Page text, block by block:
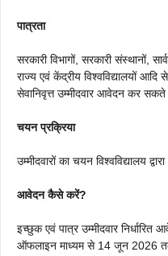
पात्रता
सरकारी विभागों, सरकारी संस्थानों,
राज्य एवं केंद्रीय विश्वविद्यालयों
सेवानिवृत्त उम्मीदवार आवेदन कर
चयन प्रक्रिया
उम्मीदवारों का चयन विश्वविद्यालय
आवेदन कैसे करें?
इच्छुक एवं पात्र उम्मीदवार
ऑफलाइन माध्यम से 14 जून 2026 तक